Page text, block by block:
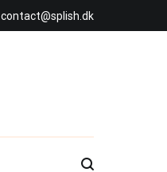
contact@splish.dk